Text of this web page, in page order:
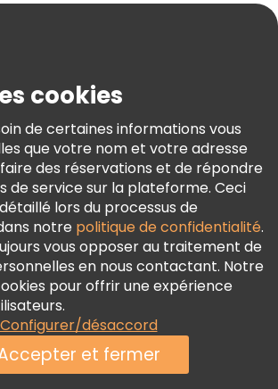
Et Mentions Légales
De Cookies
Fidélité
cookies
de certaines informations vous
que votre nom et votre adresse
des réservations et de répondre
de service sur la plateforme. Ceci
lors du processus de
notre politique de confidentialité.
vous opposer au traitement de
en nous contactant. Notre
pour offrir une expérience
Configurer/désaccord
et fermer